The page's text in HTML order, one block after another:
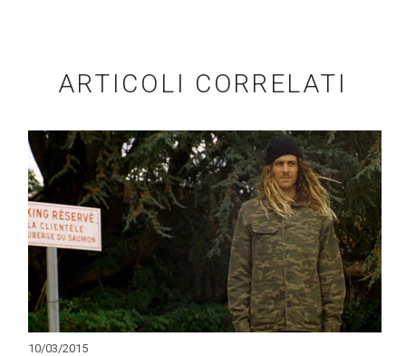
ARTICOLI CORRELATI
10/03/2015